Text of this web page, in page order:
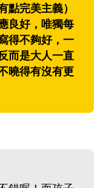
完美主義）
良好，唯獨每
得不夠好，一
而是大人一直
曉得有沒有更